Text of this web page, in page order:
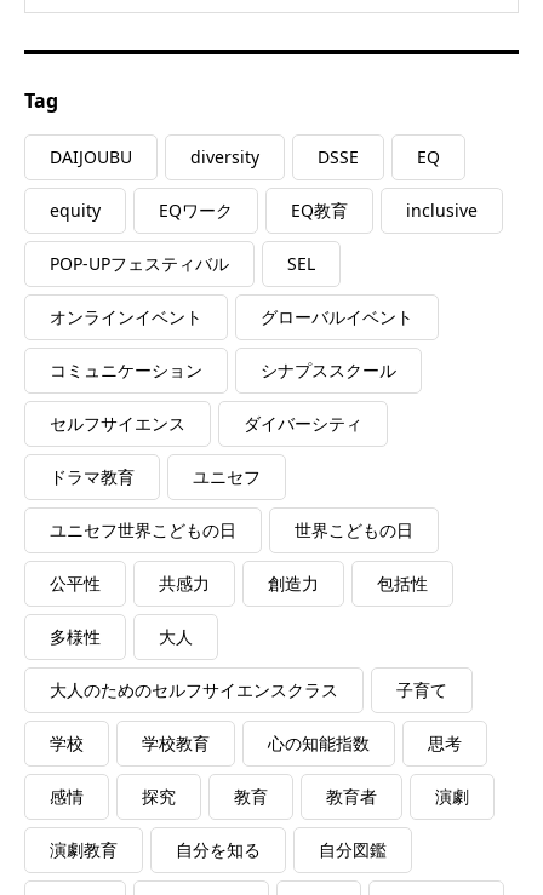
Tag
DAIJOUBU diversity DSSE EQ
equity EQワーク EQ教育 inclusive
POP-UPフェスティバル SEL
オンラインイベント グローバルイベント
コミュニケーション シナプススクール
セルフサイエンス ダイバーシティ
ドラマ教育 ユニセフ
ユニセフ世界こどもの日 世界こどもの日
公平性 共感力 創造力 包括性
多様性 大人
大人のためのセルフサイエンスクラス 子育て
学校 学校教育 心の知能指数 思考
感情 探究 教育 教育者 演劇
演劇教育 自分を知る 自分図鑑